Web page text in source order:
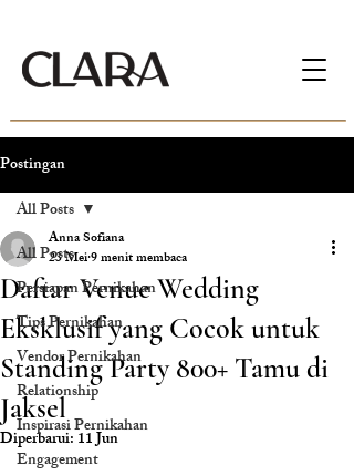
Postingan
All Posts
Persiapan Pernikahan
Tips Pernikahan
Vendor Pernikahan
Relationship
Inspirasi Pernikahan
Engagement
All Posts
Daftar Venue Wedding
Eksklusif yang Cocok untuk
Standing Party 800+ Tamu di
Jaksel
Anna Sofiana
23 Mei9 menit membaca
Diperbarui: 11 Jun